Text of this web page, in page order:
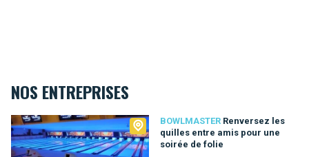
NOS ENTREPRISES
BOWLMASTER Renversez les
quilles entre amis pour une
soirée de folie
Bowlmaster